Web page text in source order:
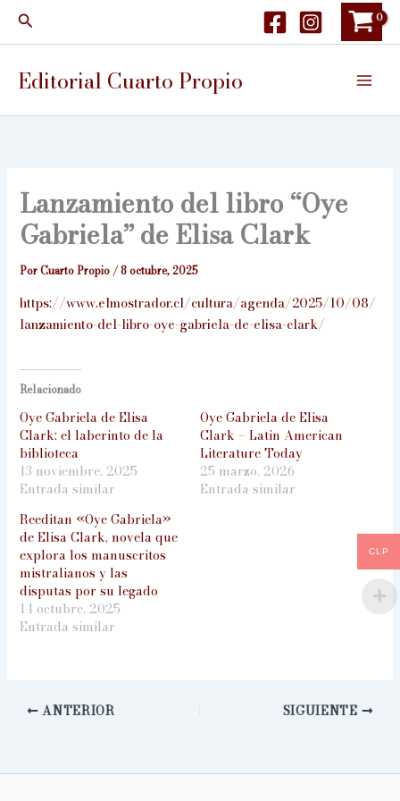
Buscar
Editorial Cuarto Propio
Lanzamiento del libro “Oye
Gabriela” de Elisa Clark
PorCuarto Propio /8 octubre, 2025
https://www.elmostrador.cl/cultura/agenda/2025/10/08/
lanzamiento-del-libro-oye-gabriela-de-elisa-clark/
Relacionado
Oye Gabriela de Elisa
Clark: el laberinto de la
biblioteca
13 noviembre, 2025
Entrada similar
Oye Gabriela de Elisa
Clark – Latin American
Literature Today
25 marzo, 2026
Entrada similar
Reeditan «Oye Gabriela»
de Elisa Clark, novela que
explora los manuscritos
mistralianos y las
disputas por su legado
14 octubre, 2025
Entrada similar
ANTERIOR SIGUIENTE
CLP